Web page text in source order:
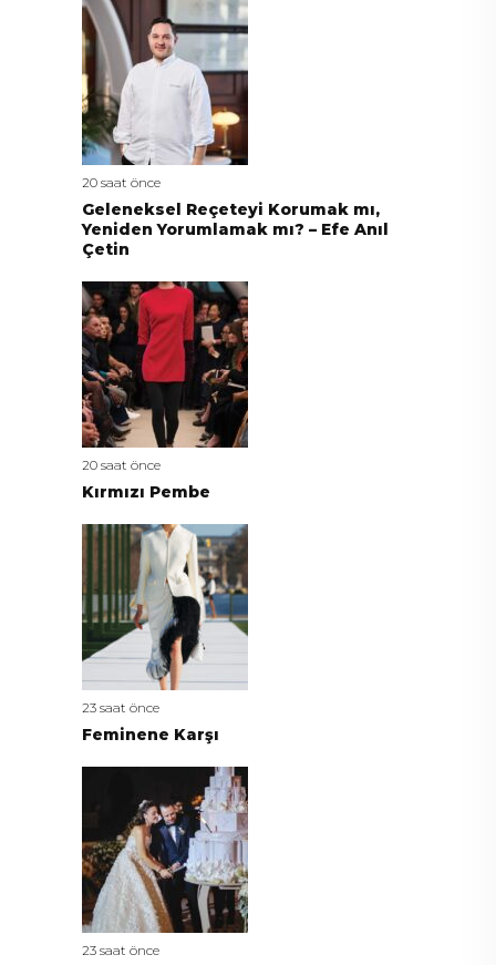
20 saat önce
Geleneksel Reçeteyi Korumak mı,
Yeniden Yorumlamak mı? – Efe Anıl
Çetin
20 saat önce
Kırmızı Pembe
23 saat önce
Feminene Karşı
23 saat önce